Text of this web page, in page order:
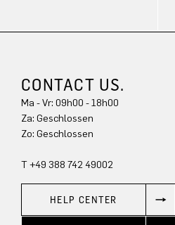
CONTACT US.
Ma - Vr: 09h00 - 18h00
Za: Geschlossen
Zo: Geschlossen
T +49 388 742 49002
HELP CENTER